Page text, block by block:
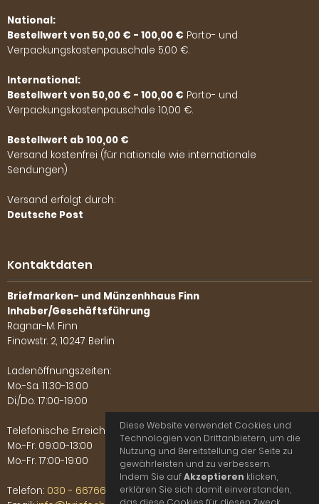
National:
Bestellwert von 50,00 € - 100,00 € Porto- und
Verpackungskostenpauschale 5,00 €.
International:
Bestellwert von 50,00 € - 100,00 € Porto- und
Verpackungskostenpauschale 10,00 €.
Bestellwert ab 100,00 €
Versand kostenfrei (für nationale wie internationale
Sendungen)
Versand erfolgt durch:
Deutsche Post
Kontaktdaten
Briefmarken- und Münzenhhaus Finn
Inhaber/Geschäftsführung
Ragnar-M. Finn
Finowstr. 2, 10247 Berlin
Ladenöffnungszeiten:
Mo.-Sa. 11:30-13:00
Di./Do. 17:00-19:00
Telefonische Erreichbarkeit:
Mo.-Fr. 09:00-13:00
Mo.-Fr. 17:00-19:00
Telefon: 030 - 66766702
Diese Website verwendet Cookies und
Technologien von Drittanbietern, um die
Nutzung und Bereitstellung der Seite zu
gewährleisten und zu verbessern.
Indem Sie aufAkzeptieren klicken,
erklären Sie sich damit einverstanden,